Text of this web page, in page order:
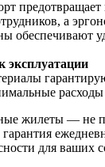
предотвращает
а
обеспечивают
эксплуатации
расходы
жилеты — не
для ваших